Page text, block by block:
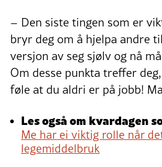
– Den siste tingen som er
bryr deg om å hjelpa andre
versjon av seg sjølv og nå
Om desse punkta treffer
føle at du aldri er på jobb!
Les også om kvardagen
Me har ei viktig rolle når
legemiddelbruk